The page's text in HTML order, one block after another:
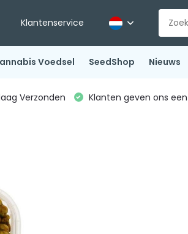
Klantenservice
Voedsel SeedShop Nieuws
Verzonden Klanten geven ons een